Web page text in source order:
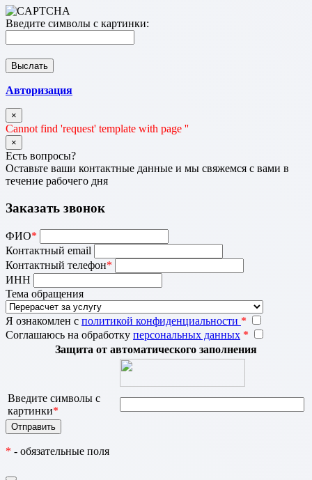
Введите символы с картинки:
Авторизация
×
Cannot find 'request' template with page ''
×
Есть вопросы?
Оставьте ваши контактные данные и мы свяжемся с вами в
течение рабочего дня
Заказать звонок
ФИО*
Контактный email
Контактный телефон*
ИНН
Тема обращения
Я ознакомлен с политикой конфиденциальности *
Соглашаюсь на обработку персональных данных *
Защита от автоматического заполнения
Введите символы с
картинки*
* - обязательные поля